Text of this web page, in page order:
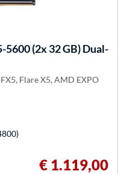
(2x 32 GB) Dual-
Flare X5, AMD EXPO
€ 1.119,00